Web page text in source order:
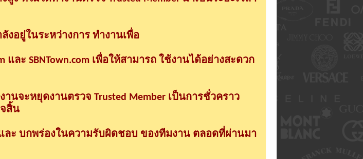
อยู่ในระหว่างการ ทำงานเพื่อ
และ SBNTown.com เพื่อให้สามารถ ใช้งานได้อย่างสะดวก
นจะหยุดงานตรวจ Trusted Member เป็นการชั่วคราว
สิ้น
ะ บกพร่องในความรับผิดชอบ ของทีมงาน ตลอดที่ผ่านมา